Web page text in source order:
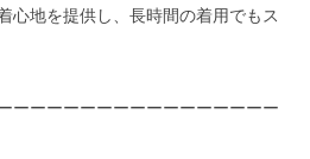
心地を提供し、長時間の着用でもス
ーーーーーーーーーーーーーーーー